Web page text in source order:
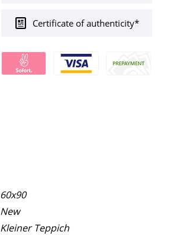
Certificate of authenticity*
60x90
New
Kleiner Teppich